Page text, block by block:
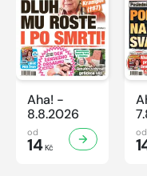
Aha! -
8.8.2026
od
14Kč
od